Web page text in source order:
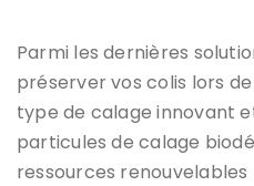
Parmi les dernières
préserver vos colis lors de
type de calage innovant
particules de calage
ressources